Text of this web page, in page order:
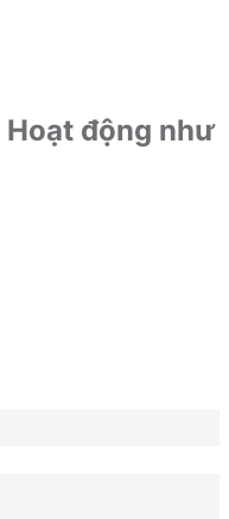
Hoạt động như